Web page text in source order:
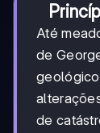
Até
de
de